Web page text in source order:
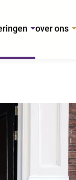
over ons